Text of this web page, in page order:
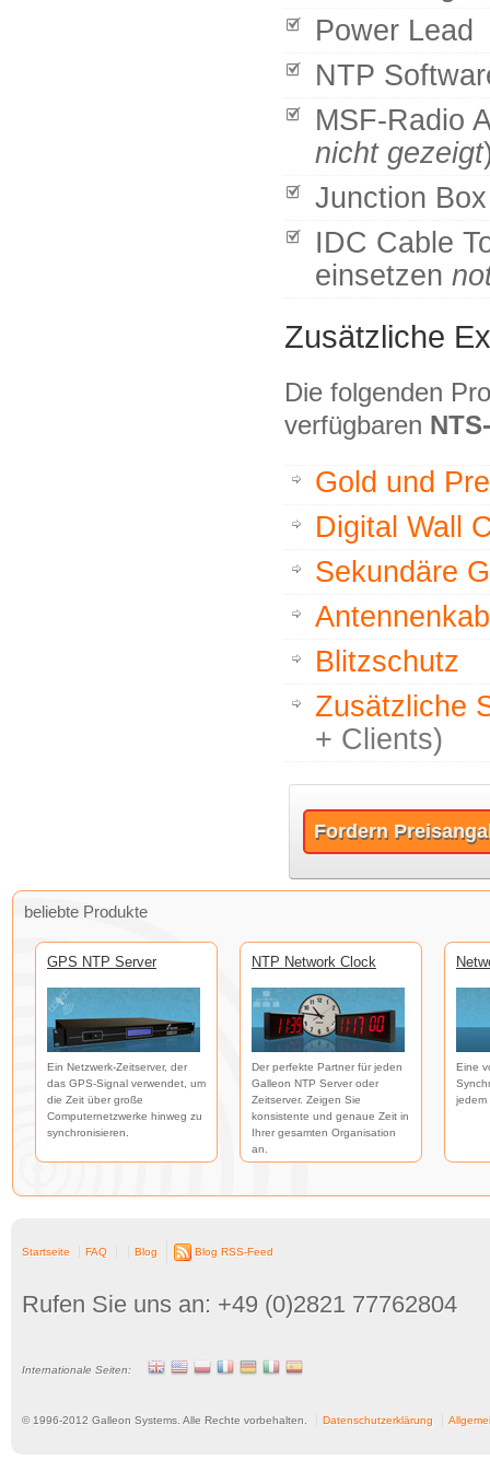
Power Lead
NTP
MSF-Radio
nicht gezeigt
Junction
IDC Cable
einsetzen
Zusätzliche
Die folgenden
verfügbaren
Gold und
Digital Wall
Sekundäre
Blitzschutz
Zusätzliche
+ Clients)
Fordern
beliebte Produkte
GPS NTP Server
Ein Netzwerk-Zeitserver, der
das GPS-Signal verwendet, um
die Zeit über große
Computernetzwerke hinweg zu
synchronisieren.
NTP Network Clock
Der perfekte Partner für jeden
Galleon NTP Server oder
Zeitserver. Zeigen Sie
konsistente und genaue Zeit in
Ihrer gesamten Organisation
an.
Eine
jedem
Startseite FAQ Blog Blog RSS-Feed
Rufen Sie uns an: +49 (0)2821 77762804
Internationale Seiten:
© 1996-2012 Galleon Systems. Alle Rechte vorbehalten. Datenschutzerklärung